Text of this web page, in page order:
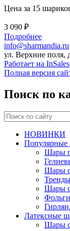
Цена за 15
3 090 ₽
Подробнее
info@sharmandia.ru
ул. Верхние поля,
Работает на InSales
Полная версия
Поиск по
НОВИНКИ
Популярные
Шары
Шары
Шары
Латексные
Шары